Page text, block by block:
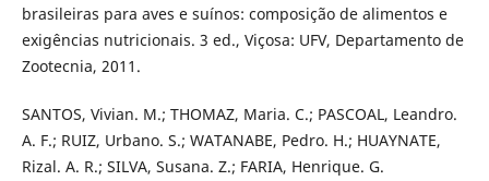
brasileiras para aves e suínos: composição de alimentos e
exigências nutricionais. 3 ed., Viçosa: UFV, Departamento de
Zootecnia, 2011.
SANTOS, Vivian. M.; THOMAZ, Maria. C.; PASCOAL, Leandro.
A. F.; RUIZ, Urbano. S.; WATANABE, Pedro. H.; HUAYNATE,
Rizal. A. R.; SILVA, Susana. Z.; FARIA, Henrique. G.